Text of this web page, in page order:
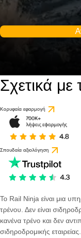
Σχετικά
Κορυφαία εφαρμογή
Σπουδαία αξιολόγηση
Το Rail Ninja είναι μια
τρένου. Δεν είναι
κανένα τρένο και δεν
σιδηροδρομικής